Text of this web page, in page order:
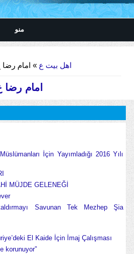
منو
اهل بیت ع » امام رضا
امام رضا
İçin Yayımladığı 2016 Yılı
MÜJDE GELENEĞİ
Savunan Tek Mezhep Şia
El Kaide İçin İmaj Çalışması
korunuyor”